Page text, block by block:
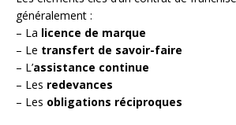
généralement :
– La licence de marque
– Le transfert de savoir-faire
– L’assistance continue
– Les redevances
– Les obligations réciproques